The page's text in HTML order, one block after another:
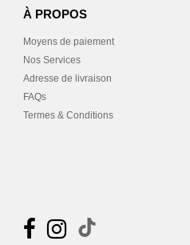
À PROPOS
Moyens de paiement
Nos Services
Adresse de livraison
FAQs
Termes & Conditions